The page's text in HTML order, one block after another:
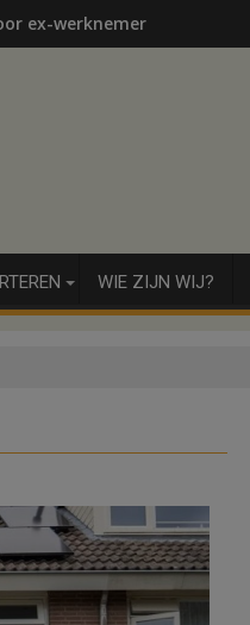
ex-werknemers
WIE ZIJN WIJ?